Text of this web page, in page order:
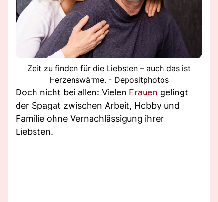
Zeit zu finden für die Liebsten – auch das ist
Herzenswärme. - Depositphotos
Doch nicht bei allen: Vielen Frauen gelingt
der Spagat zwischen Arbeit, Hobby und
Familie ohne Vernachlässigung ihrer
Liebsten.